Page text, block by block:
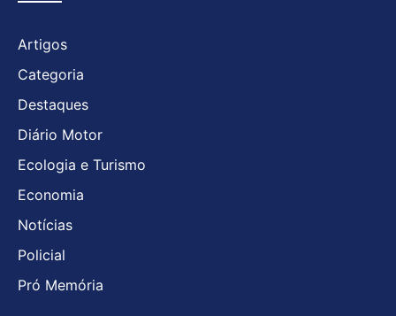
Artigos
Categoria
Destaques
Diário Motor
Ecologia e Turismo
Economia
Notícias
Policial
Pró Memória